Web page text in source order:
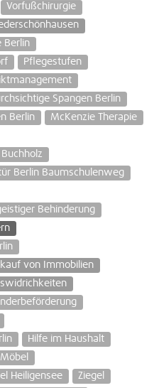
Vorfußchirurgie
Berlin
Pflegestufen
Spangen Berlin
Berlin
McKenzie Therapie
Berlin Baumschulenweg
Behinderung
von Immobilien
Hilfe im Haushalt
Heiligensee
Ziegel